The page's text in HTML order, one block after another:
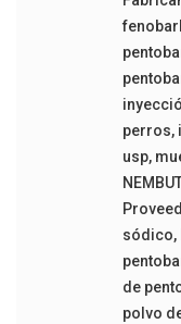
perros,
usp,
sódico,
de
polvo